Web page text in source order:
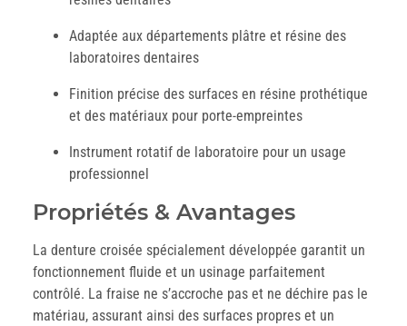
Adaptée aux départements plâtre et résine des
laboratoires dentaires
Finition précise des surfaces en résine prothétique
et des matériaux pour porte-empreintes
Instrument rotatif de laboratoire pour un usage
professionnel
Propriétés & Avantages
La denture croisée spécialement développée garantit un
fonctionnement fluide et un usinage parfaitement
contrôlé. La fraise ne s’accroche pas et ne déchire pas le
matériau, assurant ainsi des surfaces propres et un